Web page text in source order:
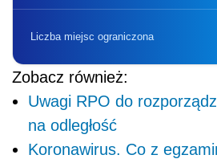
Liczba miejsc ograniczona
Zobacz również:
Uwagi RPO do
na odległość
Koronawirus. Co z